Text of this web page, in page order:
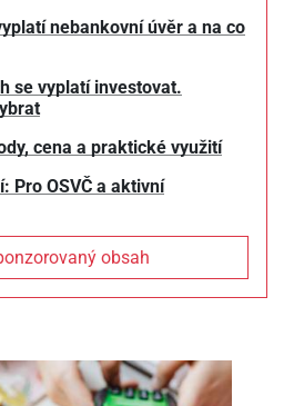
nebankovní úvěr a na co
se vyplatí investovat.
cena a praktické využití
Pro OSVČ a aktivní
obsah